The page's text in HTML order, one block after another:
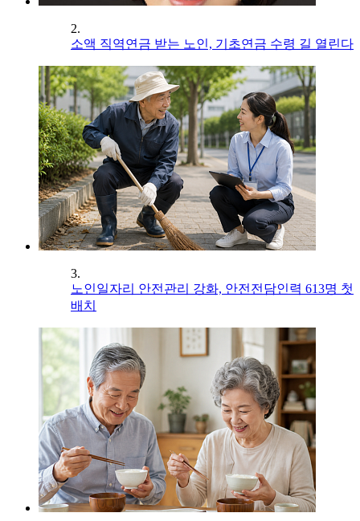
2.
소액 직역연금 받는 노인, 기초연금 수령 길 열린다
3.
노인일자리 안전관리 강화, 안전전담인력 613명 첫
배치